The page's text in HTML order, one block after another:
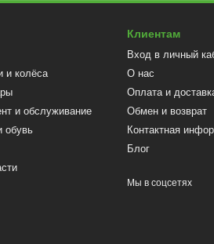
и колёса
и обслуживание
обувь
Клиентам
Вход в личный
О нас
Оплата и
Обмен и возврат
Контактная
Блог
Мы в соцсетях